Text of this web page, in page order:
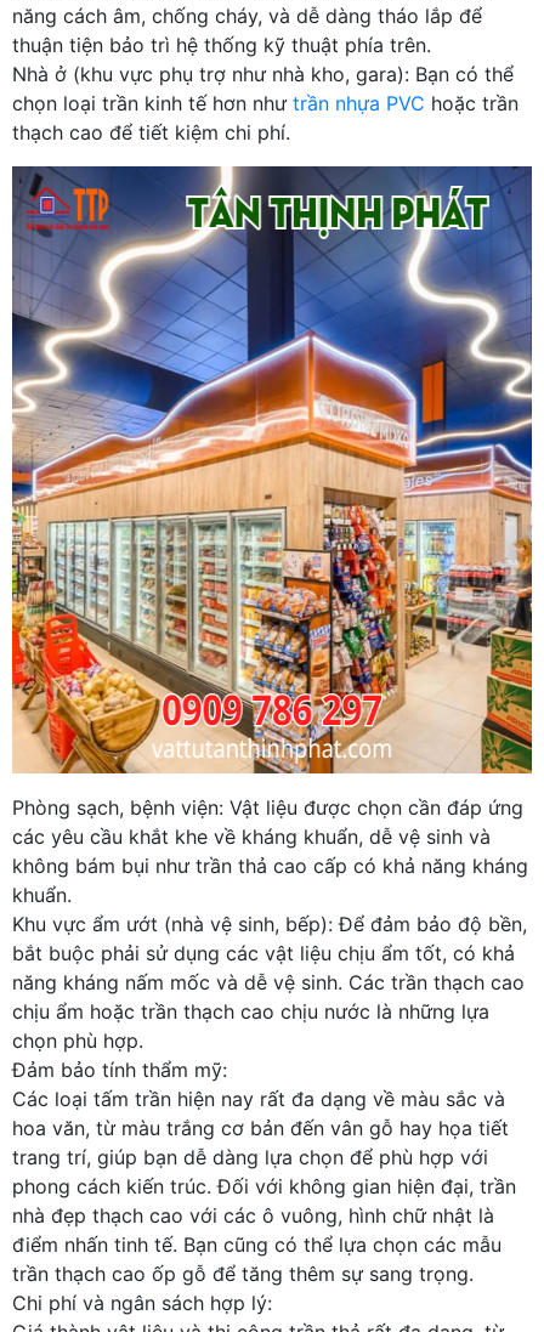
năng cách âm, chống cháy, và dễ dàng tháo lắp để
thuận tiện bảo trì hệ thống kỹ thuật phía trên.
Nhà ở (khu vực phụ trợ như nhà kho, gara): Bạn có thể
chọn loại trần kinh tế hơn như trần nhựa PVC hoặc trần
thạch cao để tiết kiệm chi phí.
Phòng sạch, bệnh viện: Vật liệu được chọn cần đáp ứng
các yêu cầu khắt khe về kháng khuẩn, dễ vệ sinh và
không bám bụi như trần thả cao cấp có khả năng kháng
khuẩn.
Khu vực ẩm ướt (nhà vệ sinh, bếp): Để đảm bảo độ bền,
bắt buộc phải sử dụng các vật liệu chịu ẩm tốt, có khả
năng kháng nấm mốc và dễ vệ sinh. Các trần thạch cao
chịu ẩm hoặc trần thạch cao chịu nước là những lựa
chọn phù hợp.
Đảm bảo tính thẩm mỹ:
Các loại tấm trần hiện nay rất đa dạng về màu sắc và
hoa văn, từ màu trắng cơ bản đến vân gỗ hay họa tiết
trang trí, giúp bạn dễ dàng lựa chọn để phù hợp với
phong cách kiến trúc. Đối với không gian hiện đại, trần
nhà đẹp thạch cao với các ô vuông, hình chữ nhật là
điểm nhấn tinh tế. Bạn cũng có thể lựa chọn các mẫu
trần thạch cao ốp gỗ để tăng thêm sự sang trọng.
Chi phí và ngân sách hợp lý: